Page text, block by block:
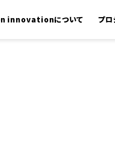
innovationについて プロ